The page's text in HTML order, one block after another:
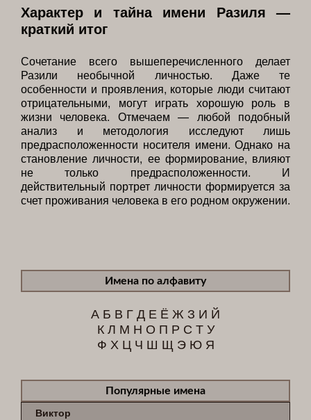
Характер и тайна имени Разиля —
краткий итог
Сочетание всего вышеперечисленного делает
Разили необычной личностью. Даже те
особенности и проявления, которые люди считают
отрицательными, могут играть хорошую роль в
жизни человека. Отмечаем — любой подобный
анализ и методология исследуют лишь
предрасположенности носителя имени. Однако на
становление личности, ее формирование, влияют
не только предрасположенности. И
действительный портрет личности формируется за
счет проживания человека в его родном окружении.
Имена по алфавиту
А Б В ГД Е Ё Ж З И Й
К Л М Н О П Р С Т У
Ф Х Ц Ч Ш Щ Э Ю Я
Популярные имена
Виктор